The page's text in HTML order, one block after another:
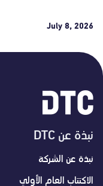
July 8, 2026
نبذة عن DTC
نبذة عن الشركة
الاكتتاب العام الأولي